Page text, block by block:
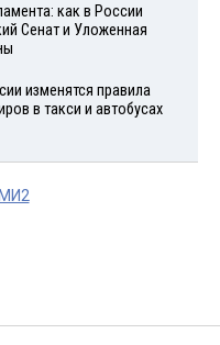
как в России
Сенат и Уложенная
изменятся правила
в такси и автобусах